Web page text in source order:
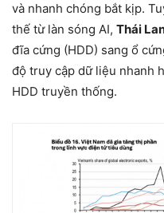
và nhanh chóng bắt kịp.
thế từ làn sóng AI, Thái
đĩa cứng (HDD) sang ổ
độ truy cập dữ liệu nhanh
HDD truyền thống.